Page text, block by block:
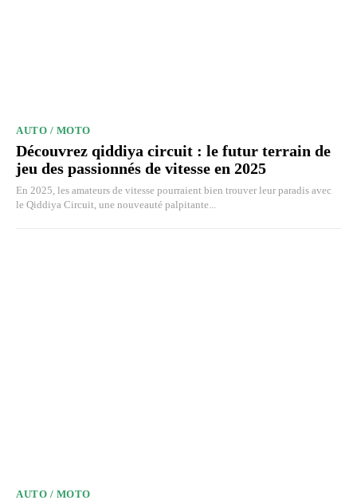
AUTO / MOTO
Découvrez qiddiya circuit : le futur terrain de
jeu des passionnés de vitesse en 2025
En 2025, les amateurs de vitesse pourraient bien trouver leur paradis avec
le Qiddiya Circuit, une nouveauté palpitante...
AUTO / MOTO